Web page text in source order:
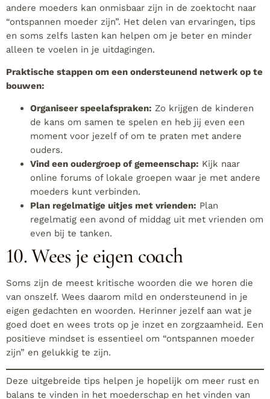
andere moeders kan onmisbaar zijn in de zoektocht naar
“ontspannen moeder zijn”. Het delen van ervaringen, tips
en soms zelfs lasten kan helpen om je beter en minder
alleen te voelen in je uitdagingen.
Praktische stappen om een ondersteunend netwerk op te
bouwen:
Organiseer speelafspraken: Zo krijgen de kinderen
de kans om samen te spelen en heb jij even een
moment voor jezelf of om te praten met andere
ouders.
Vind een oudergroep of gemeenschap: Kijk naar
online forums of lokale groepen waar je met andere
moeders kunt verbinden.
Plan regelmatige uitjes met vrienden: Plan
regelmatig een avond of middag uit met vrienden om
even bij te tanken.
10. Wees je eigen coach
Soms zijn de meest kritische woorden die we horen die
van onszelf. Wees daarom mild en ondersteunend in je
eigen gedachten en woorden. Herinner jezelf aan wat je
goed doet en wees trots op je inzet en zorgzaamheid. Een
positieve mindset is essentieel om “ontspannen moeder
zijn” en gelukkig te zijn.
Deze uitgebreide tips helpen je hopelijk om meer rust en
balans te vinden in het moederschap en het vinden van